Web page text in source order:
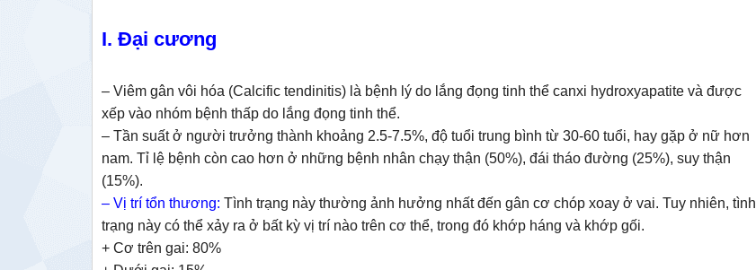
I. Đại cương
– Viêm gân vôi hóa (Calcific tendinitis) là bệnh lý do lắng đọng tinh thể canxi hydroxyapatite và được
xếp vào nhóm bệnh thấp do lắng đọng tinh thể.
– Tần suất ở người trưởng thành khoảng 2.5-7.5%, độ tuổi trung bình từ 30-60 tuổi, hay gặp ở nữ hơn
nam. Tỉ lệ bệnh còn cao hơn ở những bệnh nhân chạy thận (50%), đái tháo đường (25%), suy thận
(15%).
– Vị trí tổn thương: Tình trạng này thường ảnh hưởng nhất đến gân cơ chóp xoay ở vai. Tuy nhiên, tình
trạng này có thể xảy ra ở bất kỳ vị trí nào trên cơ thể, trong đó khớp háng và khớp gối.
+ Cơ trên gai: 80%